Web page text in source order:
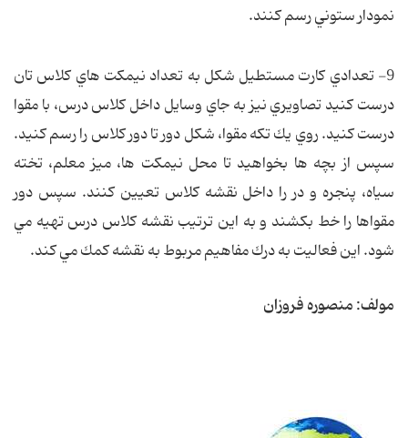
نمودار ستوني رسم كنند.
9- تعدادي كارت مستطيل شكل به تعداد نيمكت هاي كلاس تان
درست كنيد تصاويري نيز به جاي وسايل داخل كلاس درس، با مقوا
درست كنيد. روي يك تكه مقوا، شكل دور تا دور كلاس را رسم كنيد.
سپس از بچه ها بخواهيد تا محل نيمكت ها، ميز معلم، تخته
سياه، پنجره و در را داخل نقشه كلاس تعيين كنند. سپس دور
مقواها را خط بكشند و به اين ترتيب نقشه كلاس درس تهيه مي
شود. اين فعاليت به درك مفاهيم مربوط به نقشه كمك مي كند.
مولف: منصوره فروزان